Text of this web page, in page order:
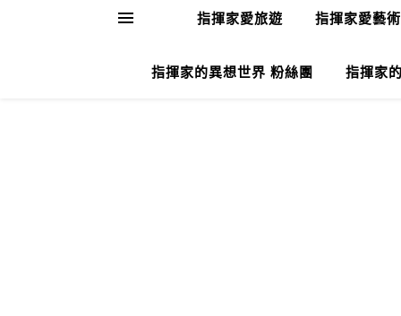
指揮家愛旅遊 指揮家愛藝術
指揮家的異想世界 粉絲團 指揮家